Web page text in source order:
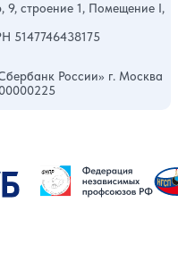
9, строение 1, Помещение I,
5147746438175
России» г. Москва